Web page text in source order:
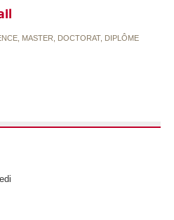
MASTER, DOCTORAT, DIPLÔME